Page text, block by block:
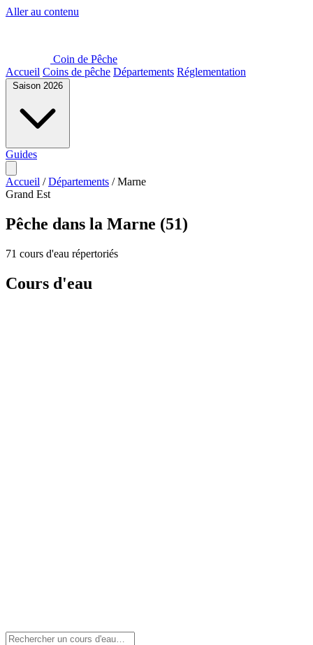
Aller au contenu
Coin de Pêche
Accueil Coins de pêche Départements Réglementation
Saison 2026
Guides
Accueil / Départements / Marne
Grand Est
Pêche dans la Marne (51)
71 cours d'eau répertoriés
Cours d'eau